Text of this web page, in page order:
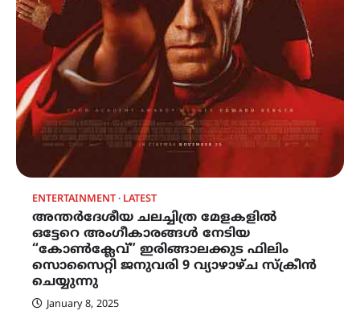
ENTERTAINMENT LATEST
അന്തർദേശീയ ചലച്ചിത്ര മേളകളിൽ
ഒട്ടേറെ അംഗീകാരങ്ങൾ നേടിയ
“കോൺക്ലേവ്” ഇരിങ്ങാലക്കുട ഫിലിം
സൊസൈറ്റി ജനുവരി 9 വ്യാഴാഴ്ച സ്ക്രീൻ
ചെയ്യുന്നു
January 8, 2025